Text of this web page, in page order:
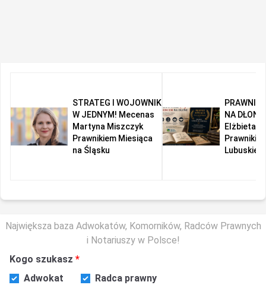
STRATEG I WOJOWNIK
W JEDNYM! Mecenas
Martyna Miszczyk
Prawnikiem Miesiąca
na Śląsku
PRAWNIK
NA
Elżbieta
Lubuskiem
Największa baza Adwokatów, Komorników, Radców Prawnych
i Notariuszy w Polsce!
Kogo szukasz
Adwokat
Radca prawny